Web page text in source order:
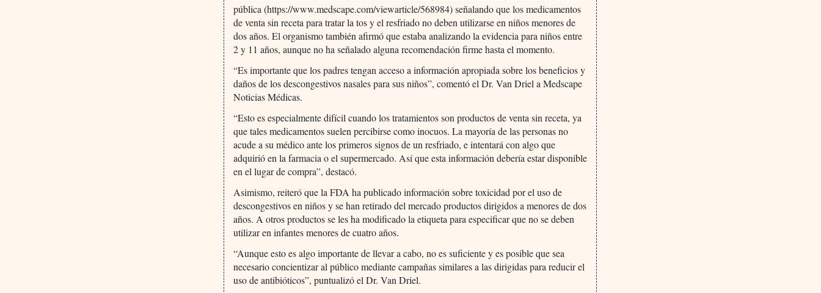
pública (https://www.medscape.com/viewarticle/568984) señalando que los medicamentos
de venta sin receta para tratar la tos y el resfriado no deben utilizarse en niños menores de
dos años. El organismo también afirmó que estaba analizando la evidencia para niños entre
2 y 11 años, aunque no ha señalado alguna recomendación firme hasta el momento.
“Es importante que los padres tengan acceso a información apropiada sobre los beneficios y
daños de los descongestivos nasales para sus niños”, comentó el Dr. Van Driel a Medscape
Noticias Médicas.
“Esto es especialmente difícil cuando los tratamientos son productos de venta sin receta, ya
que tales medicamentos suelen percibirse como inocuos. La mayoría de las personas no
acude a su médico ante los primeros signos de un resfriado, e intentará con algo que
adquirió en la farmacia o el supermercado. Así que esta información debería estar disponible
en el lugar de compra”, destacó.
Asimismo, reiteró que la FDA ha publicado información sobre toxicidad por el uso de
descongestivos en niños y se han retirado del mercado productos dirigidos a menores de dos
años. A otros productos se les ha modificado la etiqueta para especificar que no se deben
utilizar en infantes menores de cuatro años.
“Aunque esto es algo importante de llevar a cabo, no es suficiente y es posible que sea
necesario concientizar al público mediante campañas similares a las dirigidas para reducir el
uso de antibióticos”, puntualizó el Dr. Van Driel.